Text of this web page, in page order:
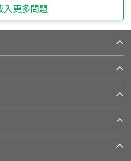
入更多問題